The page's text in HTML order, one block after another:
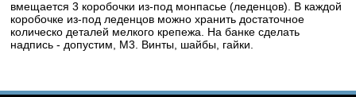
вмещается 3 коробочки из-под монпасье (леденцов). В каждой
коробочке из-под леденцов можно хранить достаточное
колическо деталей мелкого крепежа. На банке сделать
надпись - допустим, М3. Винты, шайбы, гайки.